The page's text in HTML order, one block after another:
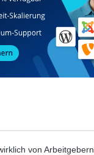
Austausch
Werkzeugen
der Web-2.0
von